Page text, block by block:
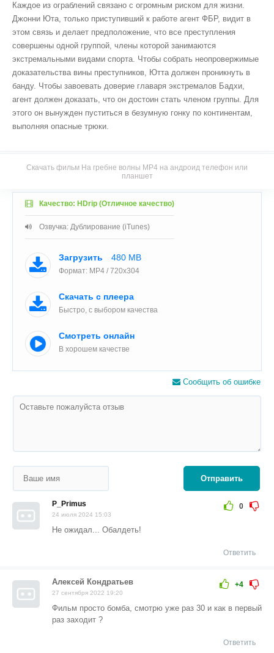
Каждое из ограблений связано с огромным риском для жизни.
Джонни Юта, только приступивший к работе агент ФБР, видит в
этом связь и делает предположение, что все преступления
совершены одной группой, члены которой занимаются
экстремальными видами спорта. Чтобы собрать неопровержимые
доказательства вины преступников, Ютта должен проникнуть в
банду. Чтобы завоевать доверие главаря экстремалов Бадхи,
агент должен доказать, что он достоин стать членом группы. Для
этого он вынужден пуститься в безумную гонку по континентам,
выполняя опасные трюки.
Скачать фильм На гребне волны MP4 на андроид телефон или
планшет
Качество: HDrip (Отличное качество)
Озвучка: Дублирование (iTunes)
Загрузить 480 MB
Формат: MP4 / 720x304
Скачать с плеера
Быстро, с выбором качества
Смотреть онлайн
В хорошем качестве
Сообщить об ошибке
Отправить
0
P_Primus
24 июля 2024 15:03
Не ожидал... Обалдеть!
Ответить
+4
Алексей Кондратьев
27 сентября 2022 19:20
Фильм просто бомба, смотрю уже раз 30 и как в первый
раз заходит ?
Ответить